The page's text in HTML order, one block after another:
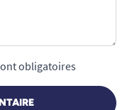
obligatoires